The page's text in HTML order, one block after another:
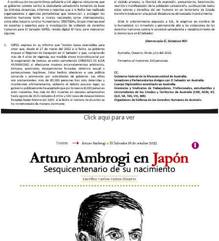
Click aqui para ver